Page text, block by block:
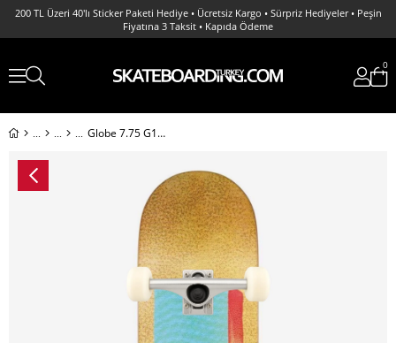
200 TL Üzeri 40'lı Sticker Paketi Hediye • Ücretsiz Kargo • Sürpriz Hediyeler • Peşin
Fiyatına 3 Taksit • Kapıda Ödeme
0
Globe 7.75 G1 D Stack - Blue Orange Complete Profesyonel Kaykay